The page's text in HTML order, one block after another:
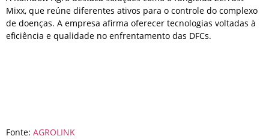
Mixx, que reúne diferentes ativos para o controle do complexo
de doenças. A empresa afirma oferecer tecnologias voltadas à
eficiência e qualidade no enfrentamento das DFCs.
Fonte: AGROLINK